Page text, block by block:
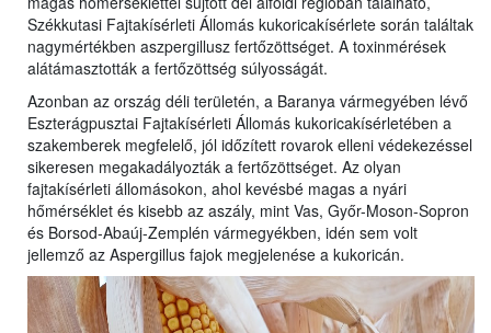
Székkutasi Fajtakísérleti Állomás kukoricakísérlete során találtak
nagymértékben aszpergillusz fertőzöttséget. A toxinmérések
alátámasztották a fertőzöttség súlyosságát.
Azonban az ország déli területén, a Baranya vármegyében lévő
Eszterágpusztai Fajtakísérleti Állomás kukoricakísérletében a
szakemberek megfelelő, jól időzített rovarok elleni védekezéssel
sikeresen megakadályozták a fertőzöttséget. Az olyan
fajtakísérleti állomásokon, ahol kevésbé magas a nyári
hőmérséklet és kisebb az aszály, mint Vas, Győr-Moson-Sopron
és Borsod-Abaúj-Zemplén vármegyékben, idén sem volt
jellemző az Aspergillus fajok megjelenése a kukoricán.